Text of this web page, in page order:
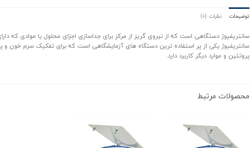
توضیحات نظرات (0)
سانتریفیوژ دستگاهی است که از نیروی گریز از مرکز برای جداسازی اجزای محلول یا موادی که
سانتریفیوژ یکی از پر استفاده ترین دستگاه های آزمایشگاهی است که برای تفکیک سرم خون و
پروتئین و موارد دیگر کاربرد دارد.
محصولات مرتبط